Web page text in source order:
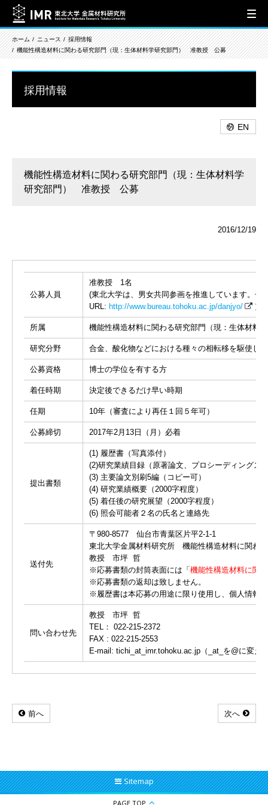
ホーム ニュース
採用情報
機能性構造材料に関わる研究部門（現：生体材料学研究部門） 准教授 公募
採用情報
EN
機能性構造材料に関わる研究部門（現：生体材料学
研究部門） 准教授 公募
2016/12/19
公募人員
准教授 1名
(東北大学は、男女共同参画を推進しています。
URL: http://www.bureau.tohoku.ac.jp/danjyo/ ）
所属 機能性構造材料に関わる研究部門（現：生体材料
研究分野 合金、酸化物などにおける種々の相転移を駆使し
公募資格 博士の学位を有する方
着任時期 決定後できるだけ早い時期
任期 10年（審査により再任１回５年可）
公募締切 2017年2月13日（月）必着
提出書類
(1) 履歴書（写真添付）
(2)研究業績目録（原著論文、プロシーディングス
(3) 主要論文別刷5編（コピー可）
(4) 研究業績概要（2000字程度）
(5) 着任後の研究展望（2000字程度）
(6) 照会可能者２名の氏名と連絡先
送付先
〒980-8577 仙台市青葉区片平2-1-1
東北大学金属材料研究所 機能性構造材料に関わ
教授 市坪 哲
※応募書類の封筒表面には「 機能性構造材料に関
※応募書類の返却は致しません。
※履歴書は本応募の用途に限り使用し、個人情報
問い合わせ先
教授 市坪 哲
TEL： 022-215-2372
FAX : 022-215-2553
E-mail: tichi_at_imr.tohoku.ac.jp（_at_を@に変え
前へ 次へ
Sitemap
PAGE TOP